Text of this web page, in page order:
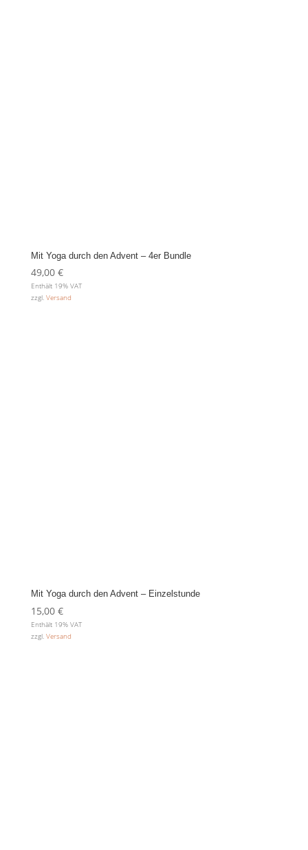
Mit Yoga durch den Advent – 4er Bundle
49,00 €
Enthält 19% VAT
zzgl. Versand
Mit Yoga durch den Advent – Einzelstunde
15,00 €
Enthält 19% VAT
zzgl. Versand